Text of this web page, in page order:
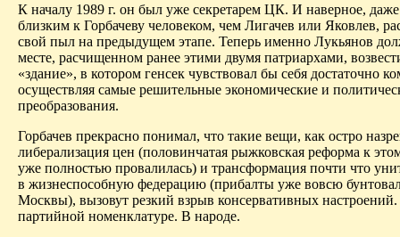
К началу 1989 г. он был уже секретарем ЦК. И наверное,
близким к Горбачеву человеком, чем Лигачев или Яковлев,
свой пыл на предыдущем этапе. Теперь именно Лукьянов
месте, расчищенном ранее этими двумя патриархами,
«здание», в котором генсек чувствовал бы себя достаточно
осуществляя самые решительные экономические и
преобразования.
Горбачев прекрасно понимал, что такие вещи, как остро
либерализация цен (половинчатая рыжковская реформа к
уже полностью провалилась) и трансформация почти что
в жизнеспособную федерацию (прибалты уже вовсю
Москвы), вызовут резкий взрыв консервативных
партийной номенклатуре. В народе.